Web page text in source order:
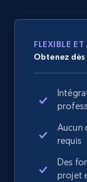
Home
specified UPC
URL,
Sku, Product
FLEXIBLE
Obtenez
Aucun
requis
Des
projet